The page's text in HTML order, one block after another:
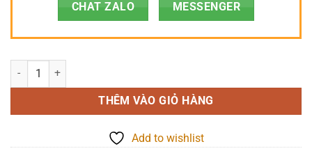
CHAT ZALO MESSENGER
Hoa Bó - HB115 số lượng
THÊM VÀO GIỎ HÀNG
Add to wishlist